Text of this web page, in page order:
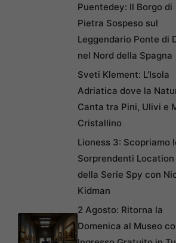
Puentedey: Il Borgo di
Pietra Sospeso sul
Leggendario Ponte di
nel Nord della Spagna
Sveti Klement: L’Isola
Adriatica dove la
Canta tra Pini, Ulivi e
Cristallino
Lioness 3: Scopriamo
Sorprendenti Location
della Serie Spy con
Kidman
2 Agosto: Ritorna la
Domenica al Museo